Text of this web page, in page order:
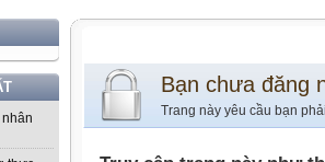
Bạn chưa đăng
Trang này yêu cầu bạn